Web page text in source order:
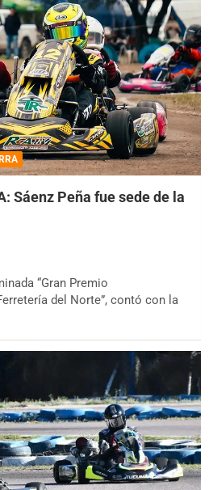
Sáenz Peña fue sede de la
“Gran Premio
del Norte”, contó con la